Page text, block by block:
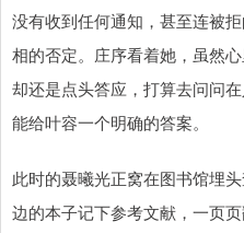
没有收到任何通知，甚至连被
相的否定。庄序看着她，虽然
却还是点头答应，打算去问问
能给叶容一个明确的答案。
此时的聂曦光正窝在图书馆埋
边的本子记下参考文献，一页